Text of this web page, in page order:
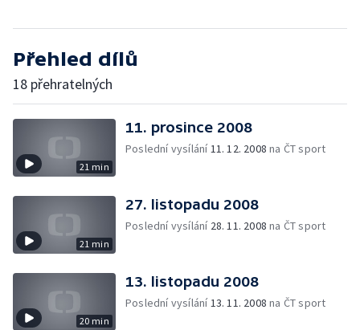
Přehled dílů
18 přehratelných
21 min
11. prosince 2008
Poslední vysílání11. 12. 2008 na ČT sport
21 min
27. listopadu 2008
Poslední vysílání 28. 11. 2008 na ČT sport
20 min
13. listopadu 2008
Poslední vysílání13. 11. 2008 na ČT sport